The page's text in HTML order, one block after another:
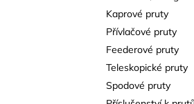
Kaprové pruty
Přívlačové pruty
Feederové pruty
Teleskopické pruty
Spodové pruty